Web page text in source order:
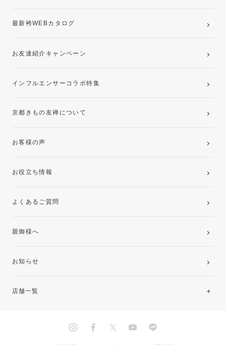
最新袴WEBカタログ
お友達紹介キャンペーン
インフルエンサーコラボ特集
京都きもの友禅について
お客様の声
お役立ち情報
よくあるご質問
親御様へ
お知らせ
店舗一覧